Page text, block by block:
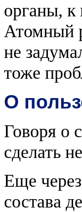
органы,
Атомный
не
тоже
О
Говоря о
сделать
Еще
состава